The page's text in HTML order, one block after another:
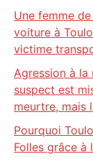
Une femme
voiture à
victime
Agression à la
suspect est
meurtre, mais
Pourquoi
Folles grâce à